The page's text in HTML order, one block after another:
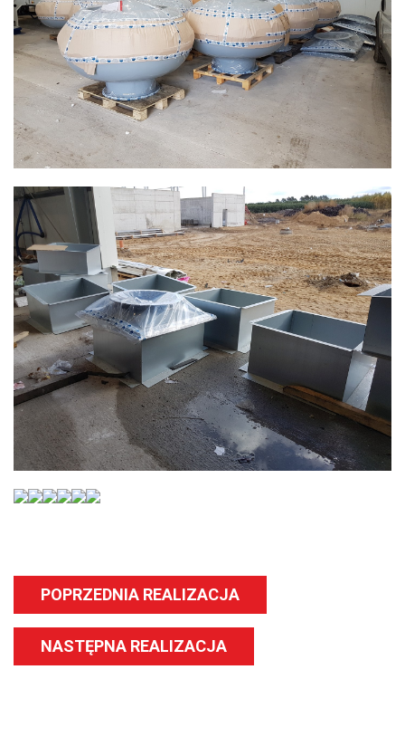
POPRZEDNIA REALIZACJA
NASTĘPNA REALIZACJA